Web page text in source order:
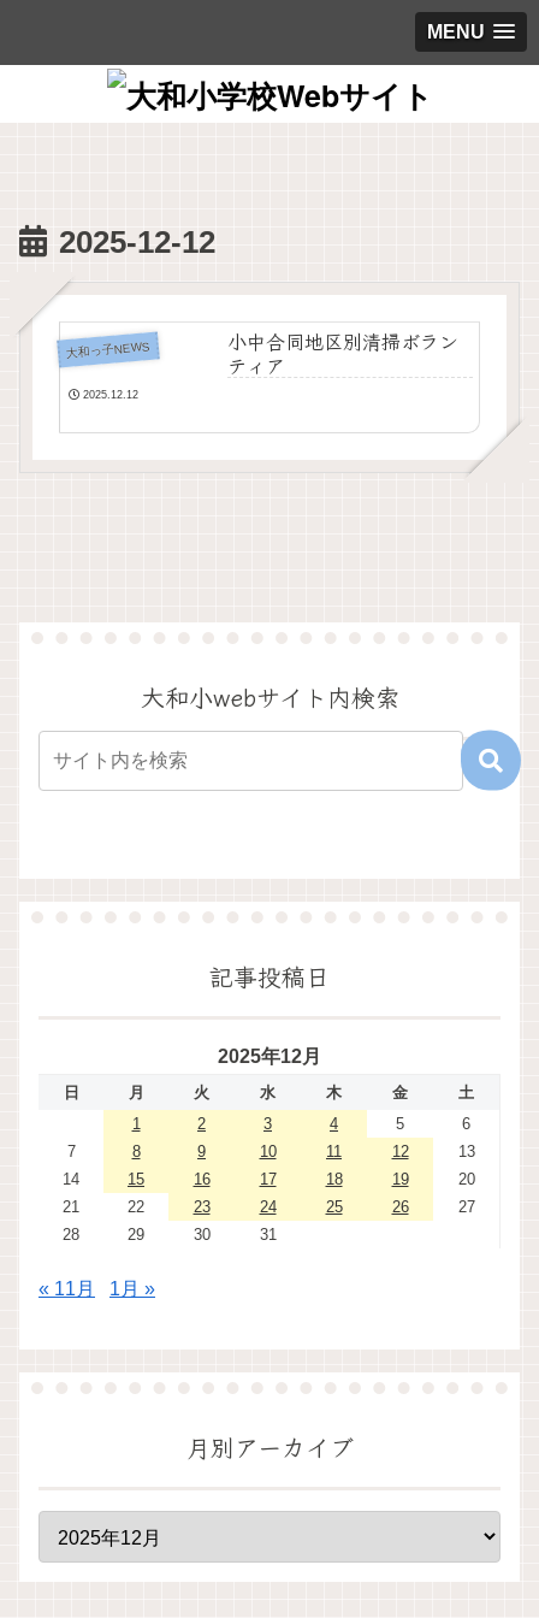
MENU
2025-12-12
大和っ子NEWS
小中合同地区別清掃ボラン
ティア
2025.12.12
大和小webサイト内検索
記事投稿日
2025年12月
日 月 火 水 木 金
土
1
2 3 4 5
6
7
8 9 10 11 12
13
14
15 16 17 18 19
20
21
22 23 24 25 26
27
28
29 30 31
« 11月 1月 »
月別アーカイブ